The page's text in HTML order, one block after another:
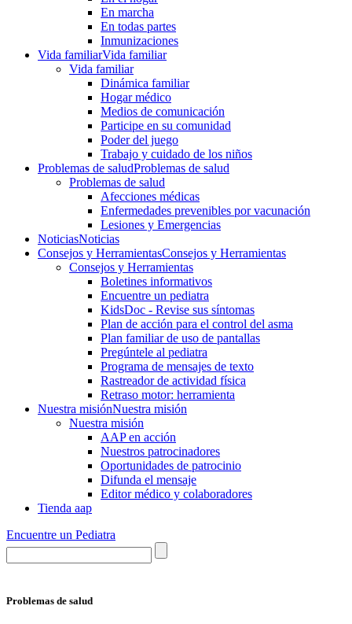
En marcha
En todas partes
Inmunizaciones
Vida familiarVida familiar
Vida familiar
Dinámica familiar
Hogar médico
Medios de comunicación
Participe en su comunidad
Poder del juego
Trabajo y cuidado de los niños
Problemas de saludProblemas de salud
Problemas de salud
Afecciones médicas
Enfermedades prevenibles por vacunación
Lesiones y Emergencias
NoticiasNoticias
Consejos y HerramientasConsejos y Herramientas
Consejos y Herramientas
Boletines informativos
Encuentre un pediatra
KidsDoc - Revise sus síntomas
Plan de acción para el control del asma
Plan familiar de uso de pantallas
Pregúntele al pediatra
Programa de mensajes de texto
Rastre​​ador de activida​d física
Retraso motor: herramienta
Nuestra misiónNuestra misión
Nuestra misión
AAP en acción
Nuestros patrocinadores
Oportunidades de patrocinio
Difunda el mensaje
Editor médico y colaboradores
Tienda aap
Encuentre un Pediatra
Problemas de salud